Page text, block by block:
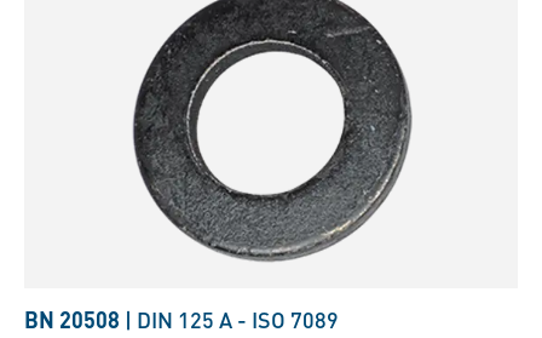
BN 20508 | DIN 125 A - ISO 7089